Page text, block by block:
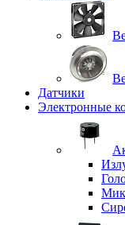
Датчики
Электронные